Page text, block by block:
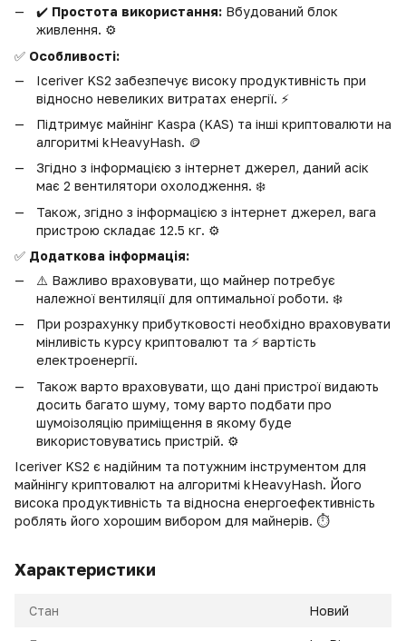
✔️ Простота використання: Вбудований блок
живлення. ⚙️
✅ Особливості:
Iceriver KS2 забезпечує високу продуктивність при
відносно невеликих витратах енергії. ⚡️
Підтримує майнінг Kaspa (KAS) та інші криптовалюти на
алгоритмі kHeavyHash. 🪙
Згідно з інформацією з інтернет джерел, даний асік
має 2 вентилятори охолодження. ❄️
Також, згідно з інформацією з інтернет джерел, вага
пристрою складає 12.5 кг. ⚙️
✅ Додаткова інформація:
⚠️ Важливо враховувати, що майнер потребує
належної вентиляції для оптимальної роботи. ❄️
При розрахунку прибутковості необхідно враховувати
мінливість курсу криптовалют та ⚡️ вартість
електроенергії.
Також варто враховувати, що дані пристрої видають
досить багато шуму, тому варто подбати про
шумоізоляцію приміщення в якому буде
використовуватись пристрій. ⚙️
Iceriver KS2 є надійним та потужним інструментом для
майнінгу криптовалют на алгоритмі kHeavyHash. Його
висока продуктивність та відносна енергоефективність
роблять його хорошим вибором для майнерів. ⏱️
Характеристики
Стан Новий